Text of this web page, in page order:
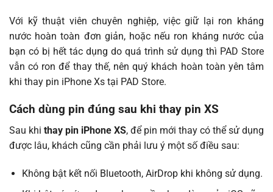
Với kỹ thuật viên chuyên nghiệp, việc giữ lại ron kháng
nước hoàn toàn đơn giản, hoặc nếu ron kháng nước của
bạn có bị hết tác dụng do quá trình sử dụng thì PAD Store
vẫn có ron để thay thế, nên quý khách hoàn toàn yên tâm
khi thay pin iPhone Xs tại PAD Store.
Cách dùng pin đúng sau khi thay pin XS
Sau khi thay pin iPhone XS, để pin mới thay có thể sử dụng
được lâu, khách cũng cần phải lưu ý một số điều sau:
Không bật kết nối Bluetooth, AirDrop khi không sử dụng.